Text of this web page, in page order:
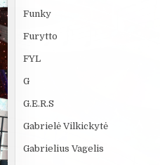
Funky
Furytto
FYL
G
G.E.R.S
Gabrielė Vilkickytė
Gabrielius Vagelis